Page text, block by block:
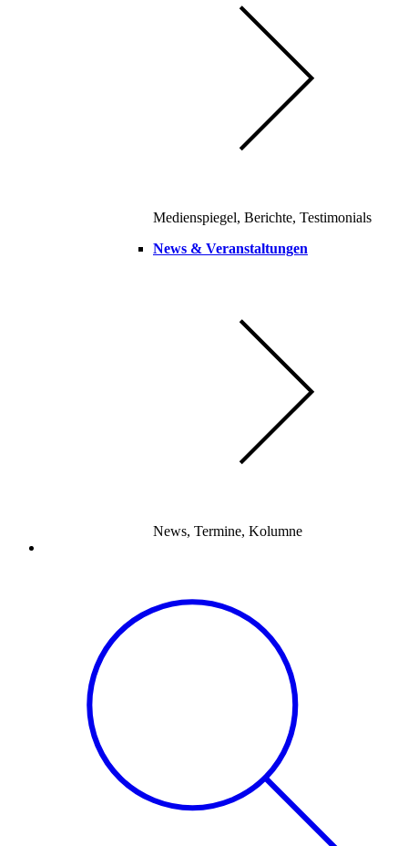
Medienspiegel, Berichte, Testimonials
News & Veranstaltungen
News, Termine, Kolumne